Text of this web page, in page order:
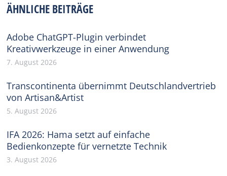
ÄHNLICHE BEITRÄGE
Adobe ChatGPT-Plugin verbindet
Kreativwerkzeuge in einer Anwendung
7. August 2026
Transcontinenta übernimmt Deutschlandvertrieb
von Artisan&Artist
5. August 2026
IFA 2026: Hama setzt auf einfache
Bedienkonzepte für vernetzte Technik
3. August 2026